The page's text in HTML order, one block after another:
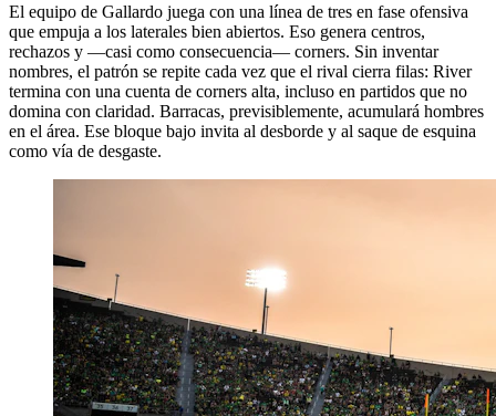
El equipo de Gallardo juega con una línea de tres en fase ofensiva
que empuja a los laterales bien abiertos. Eso genera centros,
rechazos y —casi como consecuencia— corners. Sin inventar
nombres, el patrón se repite cada vez que el rival cierra filas: River
termina con una cuenta de corners alta, incluso en partidos que no
domina con claridad. Barracas, previsiblemente, acumulará hombres
en el área. Ese bloque bajo invita al desborde y al saque de esquina
como vía de desgaste.